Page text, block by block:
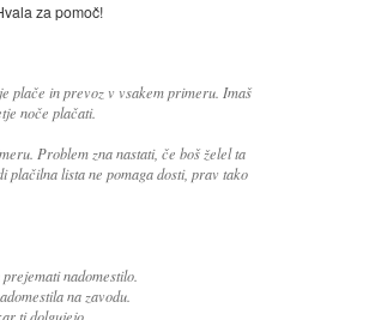
za pomoč!
plače in prevoz v vsakem primeru. Imaš
noče plačati.
Problem zna nastati, če boš želel ta
plačilna lista ne pomaga dosti, prav tako
nadomestilo.
na zavodu.